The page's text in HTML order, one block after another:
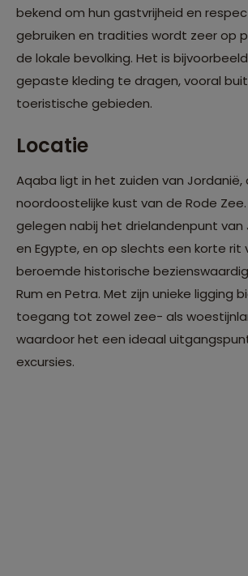
bekend om hun gastvrijheid en
gebruiken en tradities wordt zeer op
de lokale bevolking. Het is
gepaste kleding te dragen, vooral
toeristische gebieden.
Locatie
Aqaba ligt in het zuiden van Jordanië,
noordoostelijke kust van de Rode
gelegen nabij het drielandenpunt van
en Egypte, en op slechts een korte rit
beroemde historische
Rum en Petra. Met zijn unieke ligging
toegang tot zowel zee- als
waardoor het een ideaal
excursies.